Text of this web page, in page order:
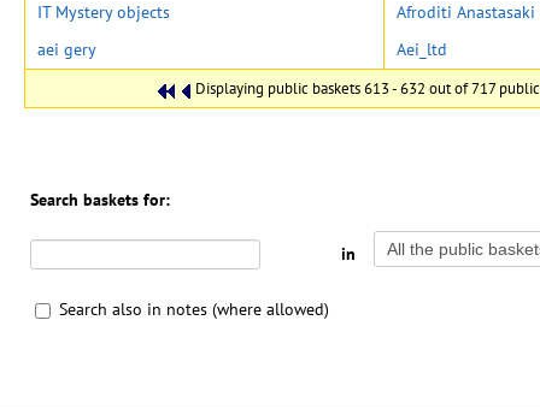
Displaying public baskets 613 - 632 out of 717
IT Mystery objects
Afroditi Anastasaki
aei gery
Aei_ltd
Search baskets for:
in
Search also in notes (where allowed)